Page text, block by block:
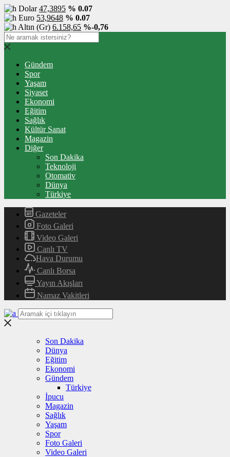
Dolar47,3895 % 0.07
Euro 53,9648 % 0.07
Altın (Gr) 6.158,65 %-0,76
Gündem
Spor
Yaşam
Siyaset
Ekonomi
Eğitim
Sağlık
Kültür Sanat
Magazin
Diğer
Son Dakika
Teknoloji
Otomativ
Dünya
Türkiye
Gazeteler
Foto Galeri
Video Galeri
Canlı TV
Hava Durumu
Canlı Borsa
Yayın Akışları
Namaz Vakitleri
Son Dakika
Dünya
Eğitim
Ekonomi
Gündem
Türkiye
İpucu
Magazin
Sağlık
Yaşam
Spor
Foto Galeri
Video Galeri